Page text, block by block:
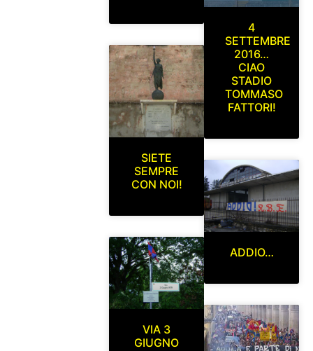
SIETE
SEMPRE
CON NOI!
VIA 3
GIUGNO
4
SETTEMBRE
2016…
CIAO
STADIO
TOMMASO
FATTORI!
ADDIO…